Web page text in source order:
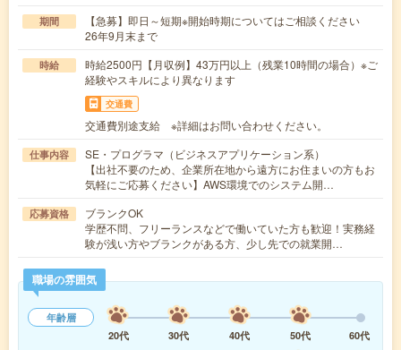
期間
【急募】即日～短期※開始時期についてはご相談ください
26年9月末まで
時給
時給2500円【月収例】43万円以上（残業10時間の場合）※ご
経験やスキルにより異なります
交通費
交通費別途支給 ※詳細はお問い合わせください。
仕事内容
SE・プログラマ（ビジネスアプリケーション系）
【出社不要のため、企業所在地から遠方にお住まいの方もお
気軽にご応募ください】AWS環境でのシステム開…
応募資格
ブランクOK
学歴不問、フリーランスなどで働いていた方も歓迎！実務経
験が浅い方やブランクがある方、少し先での就業開…
職場の雰囲気
年齢層
20代
30代 40代 50代 60代